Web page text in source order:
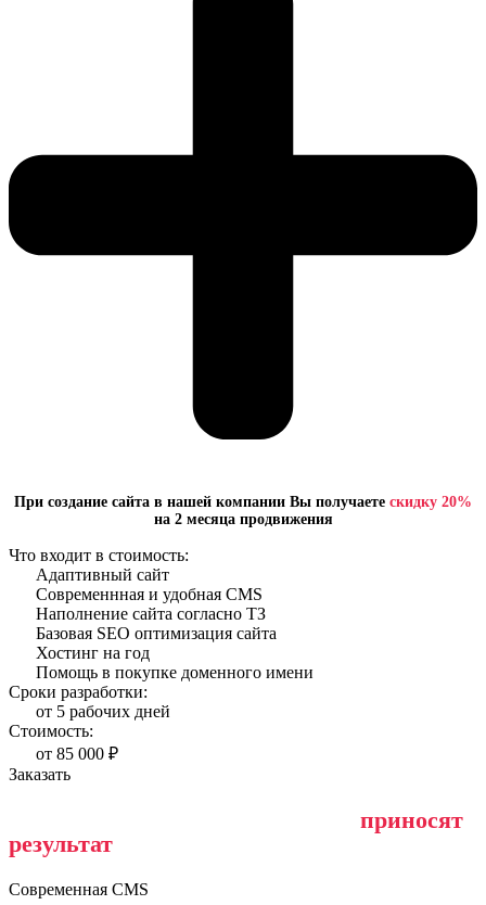
При создание сайта в нашей компании Вы получаете скидку 20%
на 2 месяца продвижения
Что входит в стоимость:
Адаптивный сайт
Современнная и удобная CMS
Наполнение сайта согласно ТЗ
Базовая SEO оптимизация сайта
Хостинг на год
Помощь в покупке доменного имени
Сроки разработки:
от 5 рабочих дней
Стоимость:
от 85 000 ₽
Заказать
приносят
результат
Современная CMS